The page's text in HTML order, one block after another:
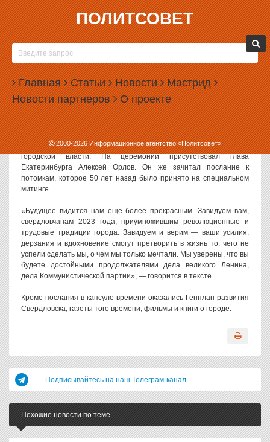
ПОЛИТСОВЕТ
Главная Статьи Новости Мастрид
Новости партнеров О проекте
2000-2026Информационное агентство «Политсовет»
30.08.2023, 12:49
В КАПСУЛЕ ВРЕМЕНИ ОКАЗАЛОСЬ ПОСЛАНИЕ
ПРО ПРЕКРАСНОЕ БУДУЩЕЕ И
РЕВОЛЮЦИОННЫЕ ТРАДИЦИИ СВЕРДЛОВСКА
В Екатеринбурге в торжественной обстановке вскрыли капсулу
времени, заложенную в 1973 году. В числе прочего там оказалось
послание к потомкам.
Капсулу открыли в присутствии журналистов и представителей
городской власти. На церемонии присутствовал глава
Екатеринбурга Алексей Орлов. Он же зачитал послание к
потомкам, которое 50 лет назад было принято на специальном
митинге.
«Будущее видится нам еще более прекрасным. Завидуем вам,
свердловчанам 2023 года, приумножившим революционные и
трудовые традиции города. Завидуем и верим — ваши усилия,
дерзания и вдохновение смогут претворить в жизнь то, чего не
успели сделать мы, о чем мы только мечтали. Мы уверены, что вы
будете достойными продолжателями дела великого Ленина,
дела Коммунистической партии», — говорится в тексте.
Кроме послания в капсуле времени оказались Генплан развития
Свердловска, газеты того времени, фильмы и книги о городе.
Подписывайтесь на наш Телеграм-канал
Похожие новости по теме